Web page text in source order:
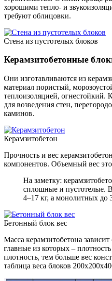
хорошими тепло- и
требуют облицовки.
Стена из пустотелых блоков
Керамзитобетонные
Они изготавливаются из
материал пористый,
теплоизоляцией, огнестойкий.
для возведения стен,
каминов.
Керамзитобетон
Прочность и вес
компонентов. Объемный вес
На заметку:
сплошные и пустотелые.
4–17 кг, а монолитных до
Бетонный блок вес
Масса керамзитобетона
главные из которых –
плотность, тем больше вес
таблица веса блоков